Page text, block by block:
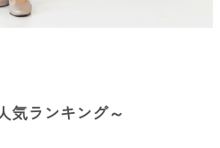
ランキング～